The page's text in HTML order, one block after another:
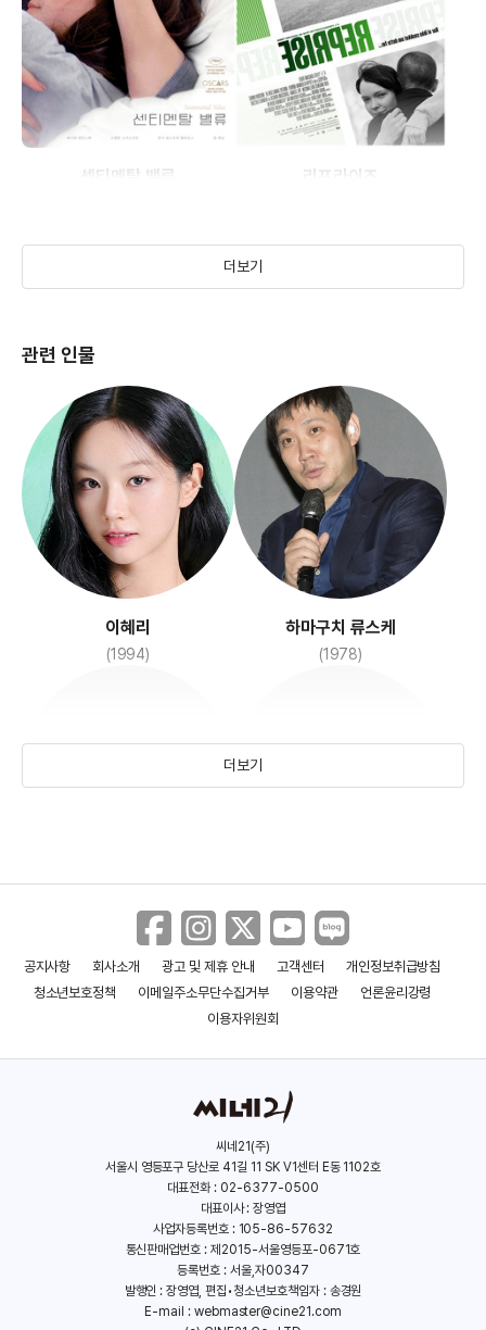
센티멘탈 밸류 리프라이즈
사랑할 땐 누구나 최악이 된다
(2021)
불한당: 나쁜 놈들의 세상
(2017)
킹메이커
(2021)
굿뉴스
(2025)
밤 산책
(2023)
이민자
(1917)
더보기
관련 인물
이혜리
(1994)
하마구치 류스케
(1978)
클레베르 멘돈사 필류
(1968)
알리체 로르바케르
(1981)
요아킴 트리에
더보기
공지사항 회사소개 광고 및 제휴 안내 고객센터
개인정보취급방침
청소년보호정책
이메일주소무단수집거부 이용약관
언론윤리강령
이용자위원회
씨네21(주)
서울시 영등포구 당산로 41길 11 SK V1센터 E동 1102호
대표전화 : 02-6377-0500
대표이사 : 장영엽
사업자등록번호 : 105-86-57632
통신판매업번호 : 제2015-서울영등포-0671호
등록번호 : 서울,자00347
발행인 : 장영엽, 편집•청소년보호책임자 : 송경원
E-mail : webmaster@cine21.com